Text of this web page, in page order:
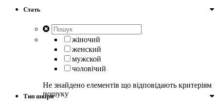
Стать
жіночий
женский
мужской
чоловічий
Не знайдено елементів що відповідають критеріям
пошуку
Тип шкіри